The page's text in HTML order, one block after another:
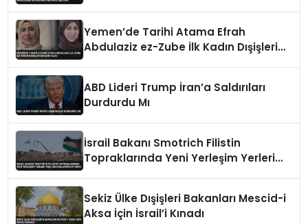
Yemen’de Tarihi Atama Efrah
Abdulaziz ez-Zube İlk Kadın Dışişleri
ABD Lideri Trump İran’a Saldırıları
Durdurdu Mı
İsrail Bakanı Smotrich Filistin
Topraklarında Yeni Yerleşim Yerleri
Sekiz Ülke Dışişleri Bakanları Mescid-i
Aksa İçin İsrail’i Kınadı